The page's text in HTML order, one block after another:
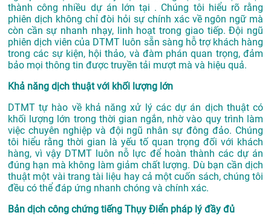
thành công nhiều dự án lớn tại . Chúng tôi hiểu rõ rằng
phiên dịch không chỉ đòi hỏi sự chính xác về ngôn ngữ mà
còn cần sự nhanh nhạy, linh hoạt trong giao tiếp. Đội ngũ
phiên dịch viên của DTMT luôn sẵn sàng hỗ trợ khách hàng
trong các sự kiện, hội thảo, và đàm phán quan trọng, đảm
bảo mọi thông tin được truyền tải mượt mà và hiệu quả.
Khả năng dịch thuật với khối lượng lớn
DTMT tự hào về khả năng xử lý các dự án dịch thuật có
khối lượng lớn trong thời gian ngắn, nhờ vào quy trình làm
việc chuyên nghiệp và đội ngũ nhân sự đông đảo. Chúng
tôi hiểu rằng thời gian là yếu tố quan trọng đối với khách
hàng, vì vậy DTMT luôn nỗ lực để hoàn thành các dự án
đúng hạn mà không làm giảm chất lượng. Dù bạn cần dịch
thuật một vài trang tài liệu hay cả một cuốn sách, chúng tôi
đều có thể đáp ứng nhanh chóng và chính xác.
Bản dịch công chứng tiếng Thụy Điển pháp lý đầy đủ